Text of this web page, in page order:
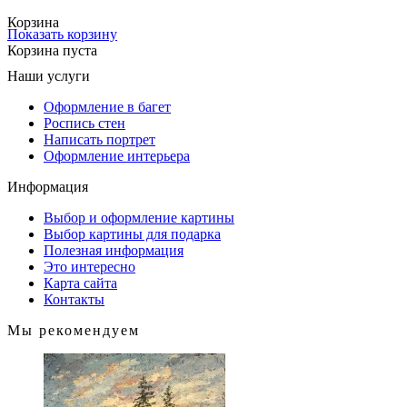
Корзина
Показать корзину
Корзина пуста
Наши услуги
Оформление в багет
Роспись стен
Написать портрет
Оформление интерьера
Информация
Выбор и оформление картины
Выбор картины для подарка
Полезная информация
Это интересно
Карта сайта
Контакты
Мы рекомендуем